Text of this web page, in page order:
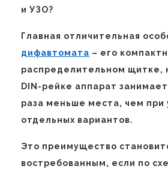
и УЗО?
Главная отличительная
дифавтомата – его
распределительном щитке,
DIN-рейке аппарат
раза меньше места, чем при
отдельных вариантов.
Это преимущество
востребованным, если по